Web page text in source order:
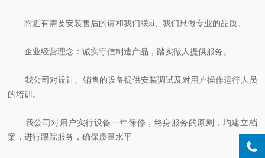
附近有需要安装售后的请和我们联xi、我们只做专业的品质。
企业经营理念：诚实守信制造产品，踏实做人提供服务。
我公司对设计、销售的设备提供安装调试及对用户操作运行人员
的培训。
我公司对用户实行设备一年保修，终身服务的原则，均建立档
案，进行跟踪服务，确保质量水平